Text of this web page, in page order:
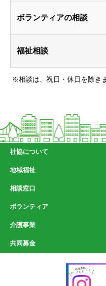
ボランティアの相談
福祉相談
※相談は、祝日・休日を除き
社協について
地域福祉
相談窓口
ボランティア
介護事業
共同募金